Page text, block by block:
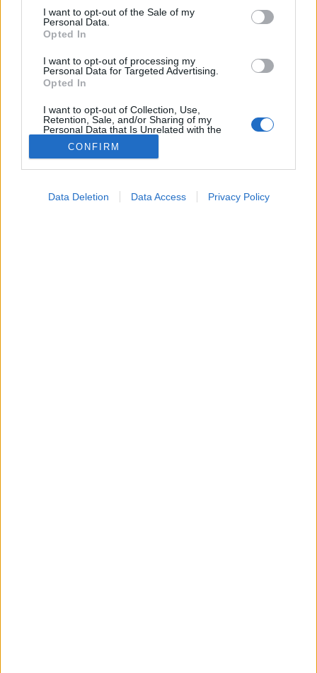
consent section.
I want to opt-out of the Sale of my
Personal Data.
Opted In
I want to opt-out of processing my
Personal Data for Targeted Advertising.
Opted In
I want to opt-out of Collection, Use,
Retention, Sale, and/or Sharing of my
Personal Data that Is Unrelated with the
Purposes for which it was collected.
Opted Out
CONFIRM
Data Deletion Data Access Privacy Policy
Gyógyszerterápia
2024. szeptember 06. 15:04